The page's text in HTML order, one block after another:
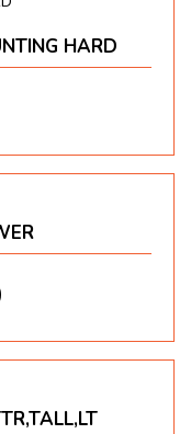
HARD